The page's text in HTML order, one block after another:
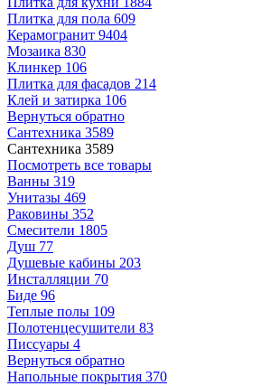
Плитка для пола 609
Керамогранит 9404
Мозаика 830
Клинкер 106
Плитка для фасадов 214
Клей и затирка 106
Вернуться обратно
Сантехника 3589
Сантехника 3589
Посмотреть все товары
Ванны 319
Унитазы 469
Раковины 352
Смесители 1805
Душ 77
Душевые кабины 203
Инсталляции 70
Биде 96
Теплые полы 109
Полотенцесушители 83
Писсуары 4
Вернуться обратно
Напольные покрытия 370